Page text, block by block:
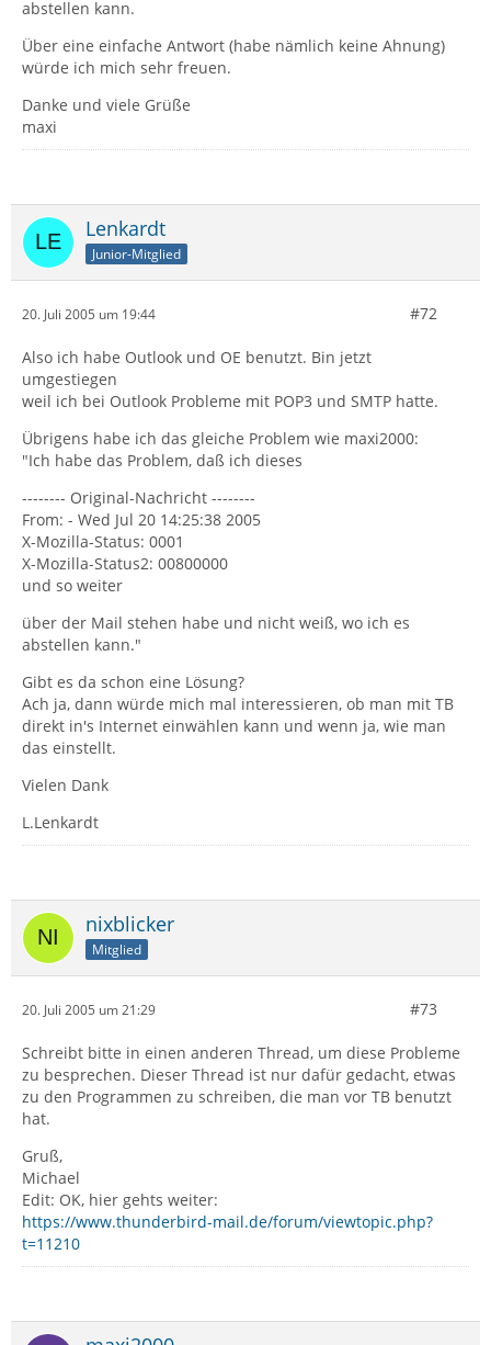
abstellen kann.
Über eine einfache Antwort (habe nämlich keine Ahnung)
würde ich mich sehr freuen.
Danke und viele Grüße
maxi
Lenkardt
Junior-Mitglied
20. Juli 2005 um 19:44 #72
Also ich habe Outlook und OE benutzt. Bin jetzt
umgestiegen
weil ich bei Outlook Probleme mit POP3 und SMTP hatte.
Übrigens habe ich das gleiche Problem wie maxi2000:
"Ich habe das Problem, daß ich dieses
-------- Original-Nachricht --------
From: - Wed Jul 20 14:25:38 2005
X-Mozilla-Status: 0001
X-Mozilla-Status2: 00800000
und so weiter
über der Mail stehen habe und nicht weiß, wo ich es
abstellen kann."
Gibt es da schon eine Lösung?
Ach ja, dann würde mich mal interessieren, ob man mit TB
direkt in's Internet einwählen kann und wenn ja, wie man
das einstellt.
Vielen Dank
L.Lenkardt
nixblicker
Mitglied
20. Juli 2005 um 21:29 #73
Schreibt bitte in einen anderen Thread, um diese Probleme
zu besprechen. Dieser Thread ist nur dafür gedacht, etwas
zu den Programmen zu schreiben, die man vor TB benutzt
hat.
Gruß,
Michael
Edit: OK, hier gehts weiter:
https://www.thunderbird-mail.de/forum/viewtopic.php?
t=11210